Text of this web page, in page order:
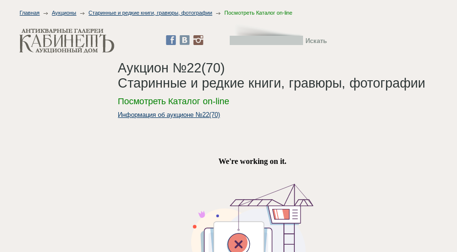
Главная Аукционы Старинные и редкие книги, гравюры, фотографии Посмотреть Каталог on-line
Аукцион №22(70)
Старинные и редкие книги, гравюры, фотографии
Посмотреть Каталог on-line
Информация об аукционе №22(70)